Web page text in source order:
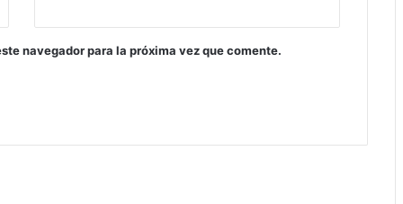
navegador para la próxima vez que comente.